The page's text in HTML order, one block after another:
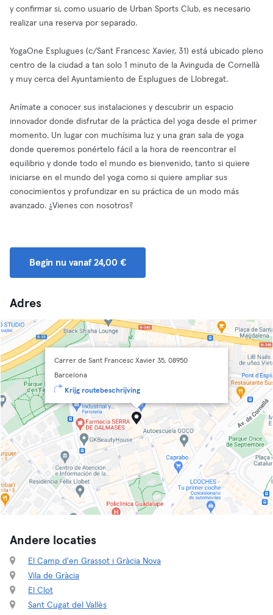
y confirmar si, como usuario de Urban Sports Club, es necesario
realizar una reserva por separado.
YogaOne Esplugues (c/Sant Francesc Xavier, 31) está ubicado pleno
centro de la ciudad a tan solo 1 minuto de la Avinguda de Cornellà
y muy cerca del Ayuntamiento de Esplugues de Llobregat.
Anímate a conocer sus instalaciones y descubrir un espacio
innovador donde disfrutar de la práctica del yoga desde el primer
momento. Un lugar con muchísima luz y una gran sala de yoga
donde queremos ponértelo fácil a la hora de reencontrar el
equilibrio y donde todo el mundo es bienvenido, tanto si quiere
iniciarse en el mundo del yoga como si quiere ampliar sus
conocimientos y profundizar en su práctica de un modo más
avanzado. ¿Vienes con nosotros?
Begin nu vanaf 24,00 €
Adres
Carrer de Sant Francesc Xavier 35, 08950
Barcelona
Krijg routebeschrijving
Andere locaties
El Camp d'en Grassot i Gràcia Nova
Vila de Gràcia
El Clot
Sant Cugat del Vallès